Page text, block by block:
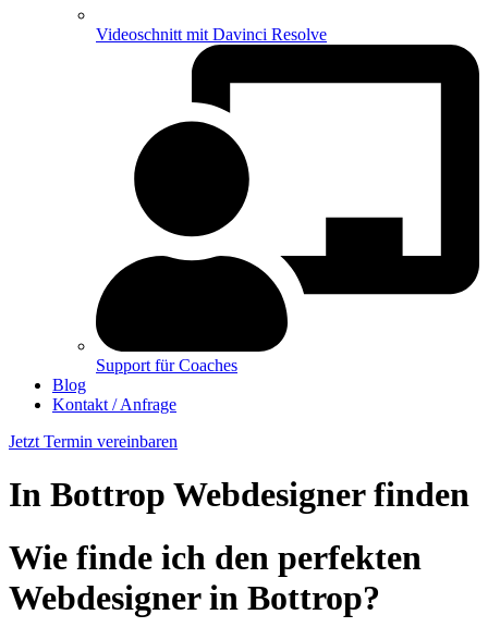
Videoschnitt mit Davinci Resolve
Support für Coaches
Blog
Kontakt / Anfrage
Jetzt Termin vereinbaren
In Bottrop Webdesigner finden
Wie finde ich den perfekten
Webdesigner in Bottrop?